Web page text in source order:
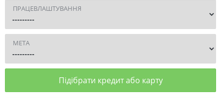
ПРАЦЕВЛАШТУВАННЯ
МЕТА
Підібрати кредит або карту